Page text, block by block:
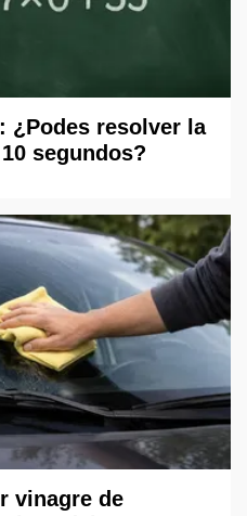
¿Podes resolver la
segundos?
vinagre de